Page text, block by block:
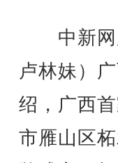
中新网
卢林妹）
绍，广西
市雁山区